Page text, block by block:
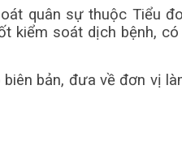
quân sự thuộc Tiểu
kiểm soát dịch bệnh, có
bản, đưa về đơn vị